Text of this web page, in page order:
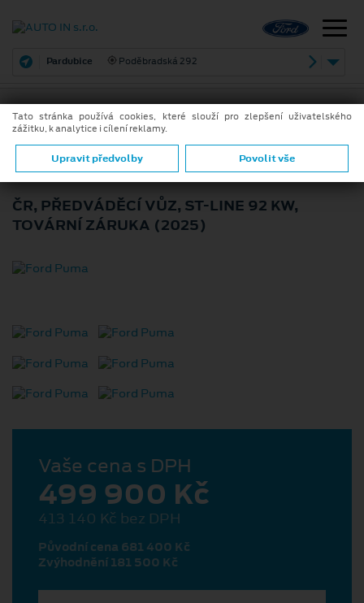
Pardubice Poděbradská 292
FORD PUMA
ČR, PŘEDVÁDĚCÍ VŮZ, ST-LINE 92 KW,
TOVÁRNÍ ZÁRUKA (2025)
Vaše cena s DPH
499 900 Kč
413 140 Kč bez DPH
Původní cena 681 400 Kč
Zvýhodnění 181 500 Kč
Tato stránka používá cookies, které slouží pro zlepšení uživatelského
zážitku, k analytice i cílení reklamy.
Upravit předvolby Povolit vše